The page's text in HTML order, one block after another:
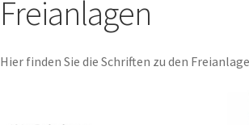
Freianlagen
Hier finden Sie die Schriften zu den